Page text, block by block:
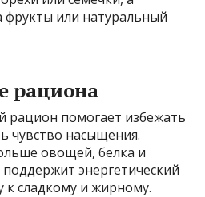
или натуральный
рациона
помогает избежать
чувство насыщения.
овощей, белка и
энергетический
к сладкому и жирному.